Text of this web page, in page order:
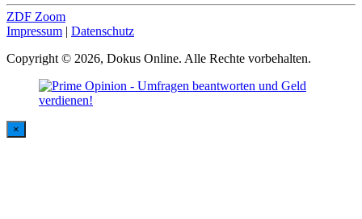
ZDF Zoom
Impressum | Datenschutz
Copyright © 2026, Dokus Online. Alle Rechte vorbehalten.
×